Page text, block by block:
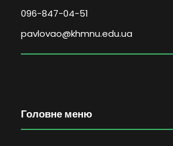
096-847-04-51
pavlovao@khmnu.edu.ua
Головне меню